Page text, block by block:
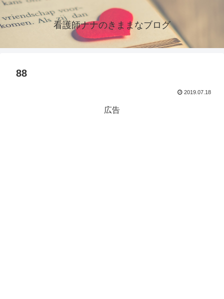
看護師ナナのきままなブログ
88
2019.07.18
広告